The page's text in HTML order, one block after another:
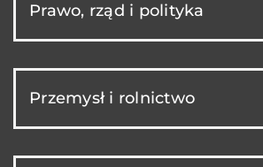
Prawo, rząd i polityka
Przemysł i rolnictwo